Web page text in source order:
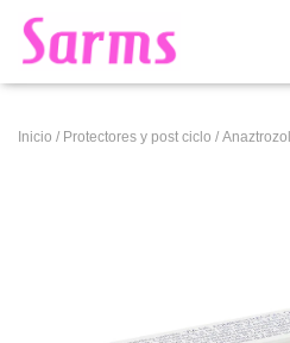
Inicio / Protectores y post ciclo / Anaztrozol